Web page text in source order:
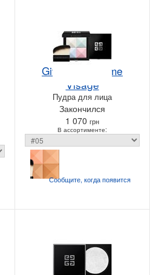
Givenchy Prisme
Visage
Пудра для лица
Закончился
1 070 грн
В ассортименте:
Сообщите, когдапоявится